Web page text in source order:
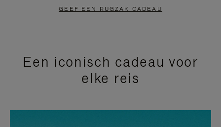
GEEF EEN RUGZAK CADEAU
Een iconisch cadeau voor
elke reis